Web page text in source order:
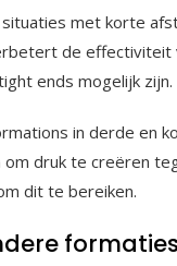
met korte
de
ends mogelijk zijn.
in derde en
druk te creëren
dit te bereiken.
formaties